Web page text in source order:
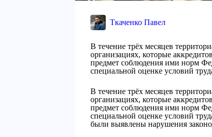
Ткаченко Павел
В течение трёх месяцев
организациях, которые
предмет соблюдения ими норм
специальной оценке условий
В течение трёх месяцев
организациях, которые
предмет соблюдения ими норм
специальной оценке условий
были выявлены нарушения